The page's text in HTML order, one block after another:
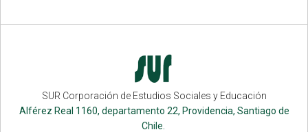
SUR Corporación de Estudios Sociales y Educación
Alférez Real 1160, departamento 22, Providencia, Santiago de
Chile.